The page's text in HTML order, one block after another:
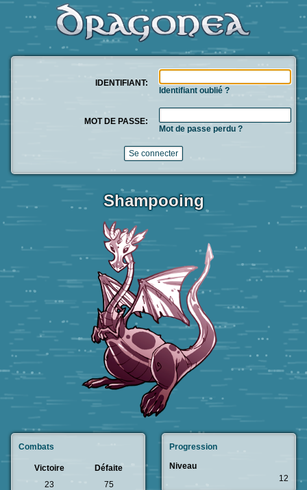
IDENTIFIANT:
Identifiant oublié ?
MOT DE PASSE:
Mot de passe perdu ?
Shampooing
Combats
Victoire
Défaite
23
75
Progression
Niveau
12